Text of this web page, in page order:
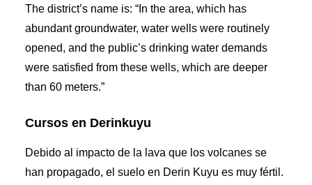
The district’s name is: “In the area, which has
abundant groundwater, water wells were routinely
opened, and the public’s drinking water demands
were satisfied from these wells, which are deeper
than 60 meters.”
Cursos en Derinkuyu
Debido al impacto de la lava que los volcanes se
han propagado, el suelo en Derin Kuyu es muy fértil.